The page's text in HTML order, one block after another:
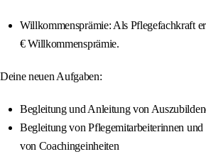
Willkommensprämie: Als Pflegefachkraft
€ Willkommensprämie.
Deine neuen Aufgaben:
Begleitung und Anleitung von
Begleitung von Pflegemitarbeiterinnen
von Coachingeinheiten